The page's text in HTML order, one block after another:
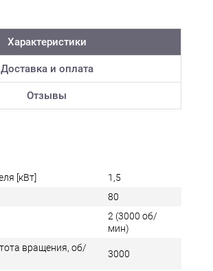
Характеристики
Доставка и оплата
Отзывы
[кВт]
1,5
80
2 (3000 об/
мин)
вращения, об/
3000